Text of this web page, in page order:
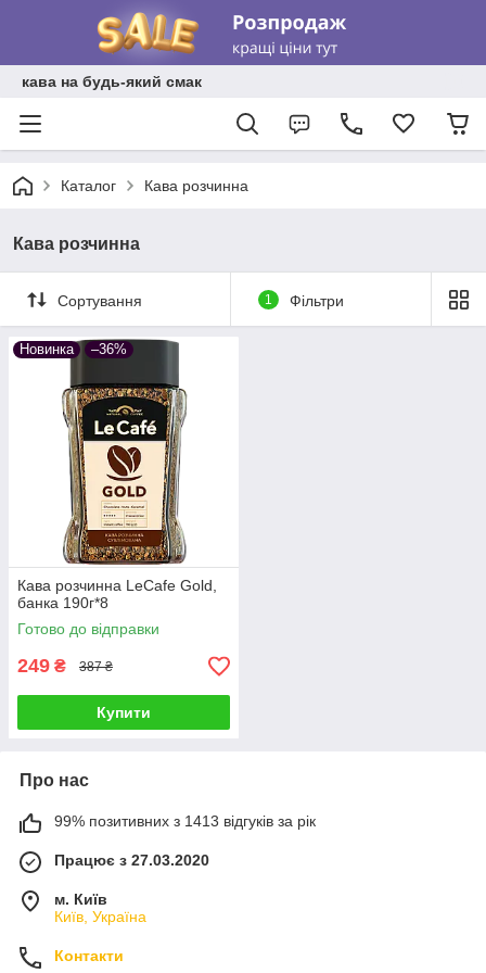
кава на будь-який смак
Каталог Кава розчинна
Кава розчинна
Сортування 1 Фільтри
Новинка –36%
Кава розчинна LeCafe Gold,
банка 190г*8
Готово до відправки
249 ₴ 387 ₴
Купити
Про нас
99% позитивних з 1413 відгуків за рік
Працює з 27.03.2020
м. Київ
Київ, Україна
Контакти